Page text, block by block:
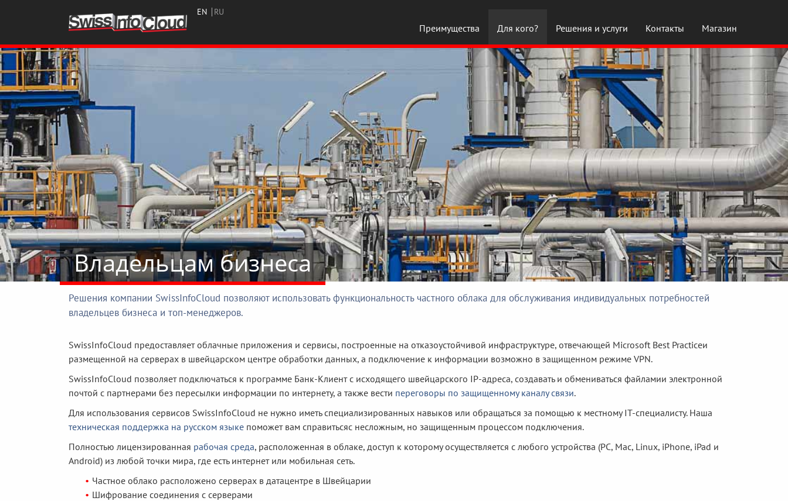
EN RU
Преимущества Для кого? Решения и услуги Контакты Магазин
Владельцам бизнеса
Решения компании SwissInfoCloud позволяют использовать функциональность частного облака для обслуживания индивидуальных потребностей
владельцев бизнеса и топ-менеджеров.
SwissInfoCloud предоставляет облачные приложения и сервисы, построенные на отказоустойчивой инфраструктуре, отвечающей Microsoft Best Practiceи
размещенной на серверах в швейцарском центре обработки данных, а подключение к информации возможно в защищенном режиме VPN.
SwissInfoCloud позволяет подключаться к программе Банк-Клиент с исходящего швейцарского IP-адреса, создавать и обмениваться файламии электронной
почтой с партнерами без пересылки информации по интернету, а также вести переговоры по защищенному каналу связи.
Для использования сервисов SwissInfoCloud не нужно иметь специализированных навыков или обращаться за помощью к местному IT-специалисту. Наша
техническая поддержка на русском языке поможет вам справитьсяс несложным, но защищенным процессом подключения.
Полностью лицензированная рабочая среда, расположенная в облаке, доступ к которому осуществляется с любого устройства (PC, Mac, Linux, iPhone, iPad и
Android) из любой точки мира, где есть интернет или мобильная сеть.
Частное облако расположено серверах в датацентре в Швейцарии
Шифрование соединения с серверами